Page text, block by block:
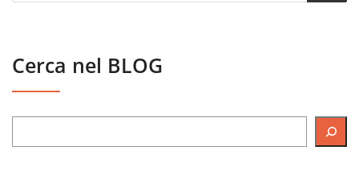
Cerca nel BLOG